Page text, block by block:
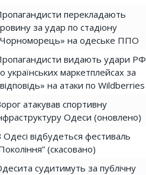
перекладають
за удар по стадіону
на одеське ППО
видають удари РФ
українських маркетплейсах за
на атаки по Wildberries
атакував спортивну
Одеси (оновлено)
Одесі відбудеться фестиваль
(скасовано)
судитимуть за публічну